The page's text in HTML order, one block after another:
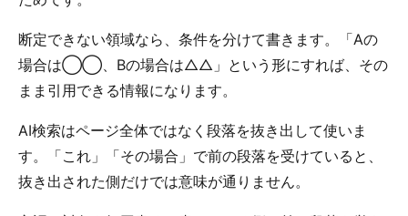
断定できない領域なら、条件を分けて書きます。「Aの
場合は◯◯、Bの場合は△△」という形にすれば、その
まま引用できる情報になります。
AI検索はページ全体ではなく段落を抜き出して使いま
す。「これ」「その場合」で前の段落を受けていると、
抜き出された側だけでは意味が通りません。